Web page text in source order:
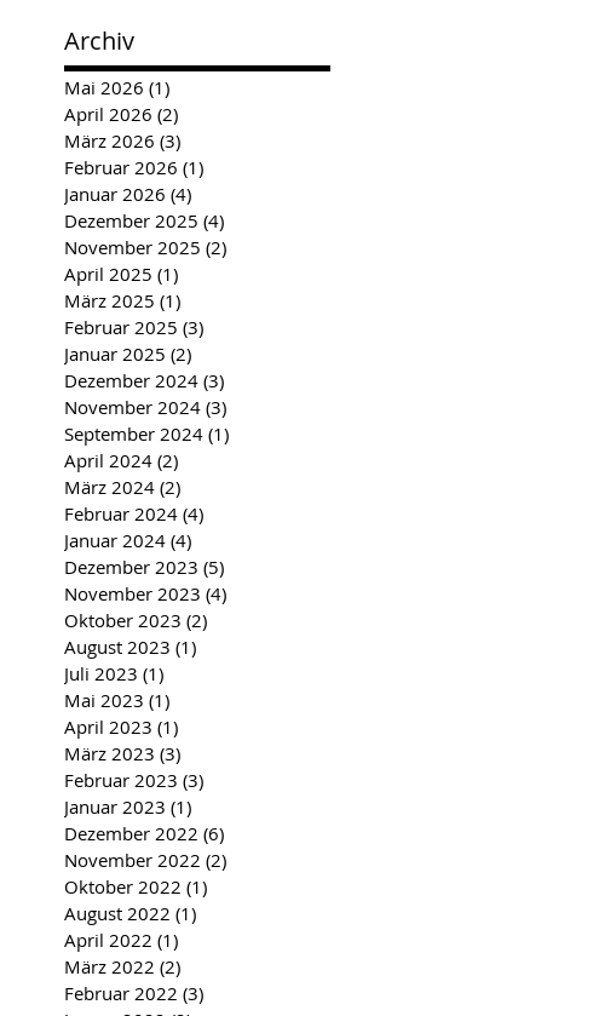
Archiv
Mai 2026 (1)
April 2026 (2)
März 2026 (3)
Februar 2026 (1)
Januar 2026 (4)
Dezember 2025 (4)
November 2025 (2)
April 2025 (1)
März 2025 (1)
Februar 2025 (3)
Januar 2025 (2)
Dezember 2024 (3)
November 2024 (3)
September 2024 (1)
April 2024 (2)
März 2024 (2)
Februar 2024 (4)
Januar 2024 (4)
Dezember 2023 (5)
November 2023 (4)
Oktober 2023 (2)
August 2023 (1)
Juli 2023 (1)
Mai 2023 (1)
April 2023 (1)
März 2023 (3)
Februar 2023 (3)
Januar 2023 (1)
Dezember 2022 (6)
November 2022 (2)
Oktober 2022 (1)
August 2022 (1)
April 2022 (1)
März 2022 (2)
Februar 2022 (3)